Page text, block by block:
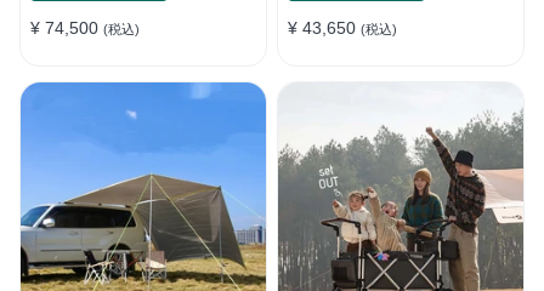
¥ 74,500 (税込) ¥ 43,650 (税込)